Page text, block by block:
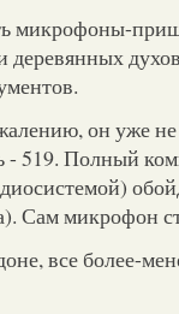
микрофоны-
он уже не
- 519. Полный
Сам микрофон
все более-